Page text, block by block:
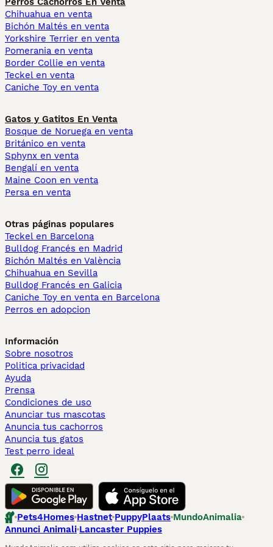
Chihuahua en venta
Bichón Maltés en venta
Yorkshire Terrier en venta
Pomerania en venta
Border Collie en venta
Teckel en venta
Caniche Toy en venta
Gatos y Gatitos En Venta
Bosque de Noruega en venta
Británico en venta
Sphynx en venta
Bengalí en venta
Maine Coon en venta
Persa en venta
Otras páginas populares
Teckel en Barcelona
Bulldog Francés en Madrid
Bichón Maltés en València
Chihuahua en Sevilla
Bulldog Francés en Galicia
Caniche Toy en venta en Barcelona
Perros en adopcion
Información
Sobre nosotros
Politica privacidad
Ayuda
Prensa
Condiciones de uso
Anunciar tus mascotas
Anuncia tus cachorros
Anuncia tus gatos
Test perro ideal
Pets4Homes Hastnet PuppyPlaats MundoAnimalia
Annunci Animali Lancaster Puppies